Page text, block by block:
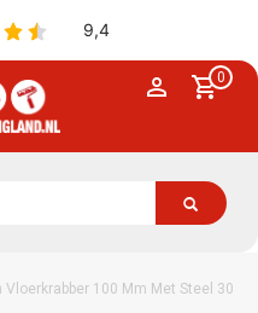
0
100 Mm Met Steel 30